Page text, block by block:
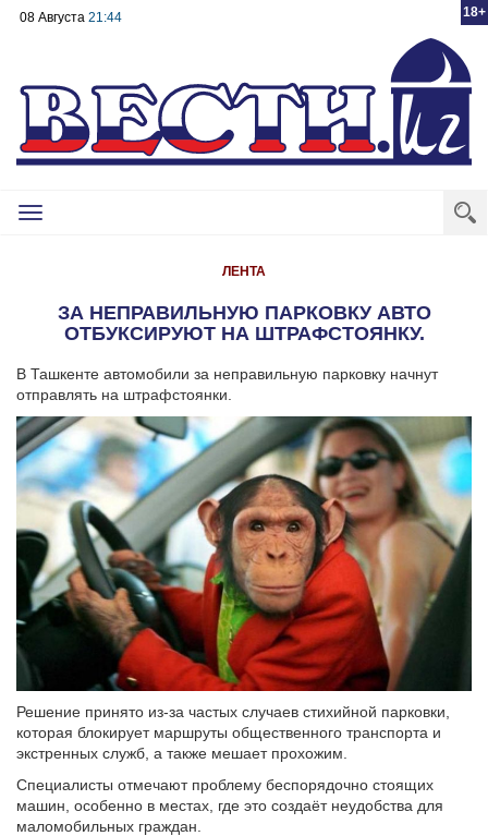
18+
08 Августа 21:44
Toggle
ЛЕНТА
ЗА НЕПРАВИЛЬНУЮ ПАРКОВКУ АВТО
ОТБУКСИРУЮТ НА ШТРАФСТОЯНКУ.
В Ташкенте автомобили за неправильную парковку начнут
отправлять на штрафстоянки.
Решение принято из-за частых случаев стихийной парковки,
которая блокирует маршруты общественного транспорта и
экстренных служб, а также мешает прохожим.
Специалисты отмечают проблему беспорядочно стоящих
машин, особенно в местах, где это создаёт неудобства для
маломобильных граждан.